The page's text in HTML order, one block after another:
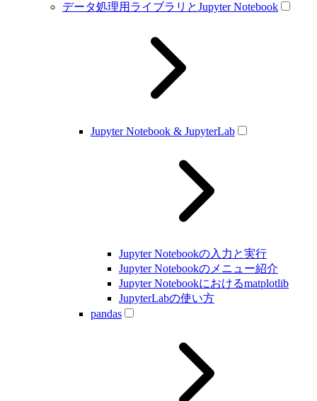
データ処理用ライブラリとJupyter Notebook
Jupyter Notebook & JupyterLab
Jupyter Notebookの入力と実行
Jupyter Notebookのメニュー紹介
Jupyter Notebookにおけるmatplotlib
JupyterLabの使い方
pandas